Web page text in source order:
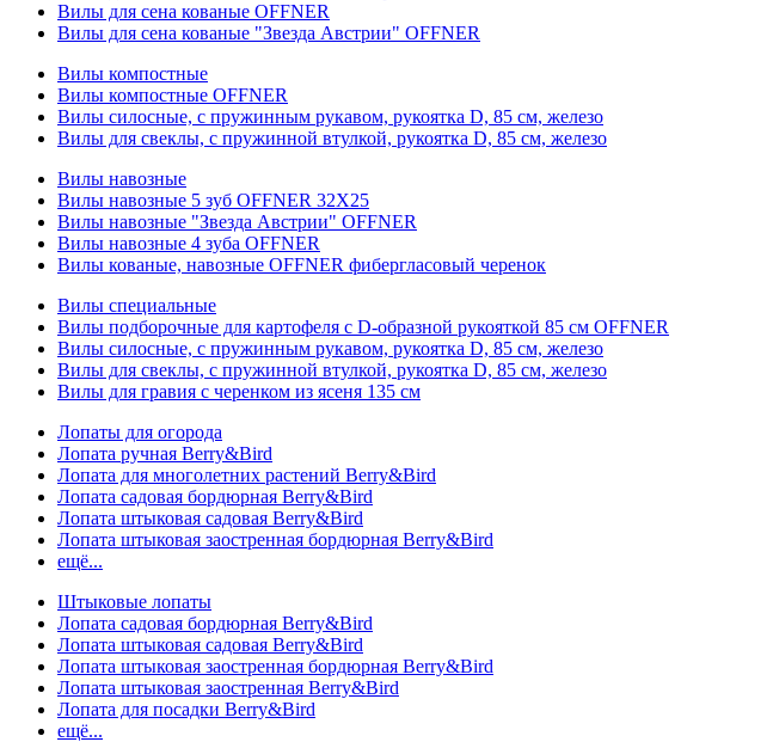
Вилы для сена кованые OFFNER
Вилы для сена кованые "Звезда Австрии" OFFNER
Вилы компостные
Вилы компостные OFFNER
Вилы силосные, с пружинным рукавом, рукоятка D, 85 см, железо
Вилы для свеклы, с пружинной втулкой, рукоятка D, 85 см, железо
Вилы навозные
Вилы навозные 5 зуб OFFNER 32X25
Вилы навозные "Звезда Австрии" OFFNER
Вилы навозные 4 зуба OFFNER
Вилы кованые, навозные OFFNER фибергласовый черенок
Вилы специальные
Вилы подборочные для картофеля с D-образной рукояткой 85 см OFFNER
Вилы силосные, с пружинным рукавом, рукоятка D, 85 см, железо
Вилы для свеклы, с пружинной втулкой, рукоятка D, 85 см, железо
Вилы для гравия с черенком из ясеня 135 см
Лопаты для огорода
Лопата ручная Berry&Bird
Лопата для многолетних растений Berry&Bird
Лопата садовая бордюрная Berry&Bird
Лопата штыковая садовая Berry&Bird
Лопата штыковая заостренная бордюрная Berry&Bird
ещё...
Штыковые лопаты
Лопата садовая бордюрная Berry&Bird
Лопата штыковая садовая Berry&Bird
Лопата штыковая заостренная бордюрная Berry&Bird
Лопата штыковая заостренная Berry&Bird
Лопата для посадки Berry&Bird
ещё...